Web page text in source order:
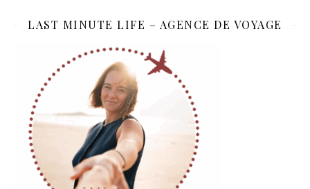
LAST MINUTE LIFE – AGENCE DE VOYAGE